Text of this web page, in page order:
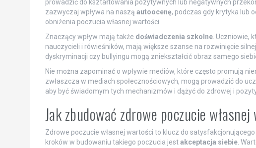
prowadzić do kształtowania pozytywnych lub negatywnych
zazwyczaj wpływa na naszą autoocenę, podczas gdy krytyka lub
obniżenia poczucia własnej wartości.
Znaczący wpływ mają także doświadczenia szkolne. Uczniowie,
nauczycieli i rówieśników, mają większe szanse na rozwinięcie
dyskryminacji czy bullyingu mogą zniekształcić obraz samego
Nie można zapominać o wpływie mediów, które często promują
zwłaszcza w mediach społecznościowych, mogą prowadzić do
aby być świadomym tych mechanizmów i dążyć do zdrowej i
Jak zbudować zdrowe poczucie
Zdrowe poczucie własnej wartości to klucz do
kroków w budowaniu takiego poczucia jestakceptacja siebie.